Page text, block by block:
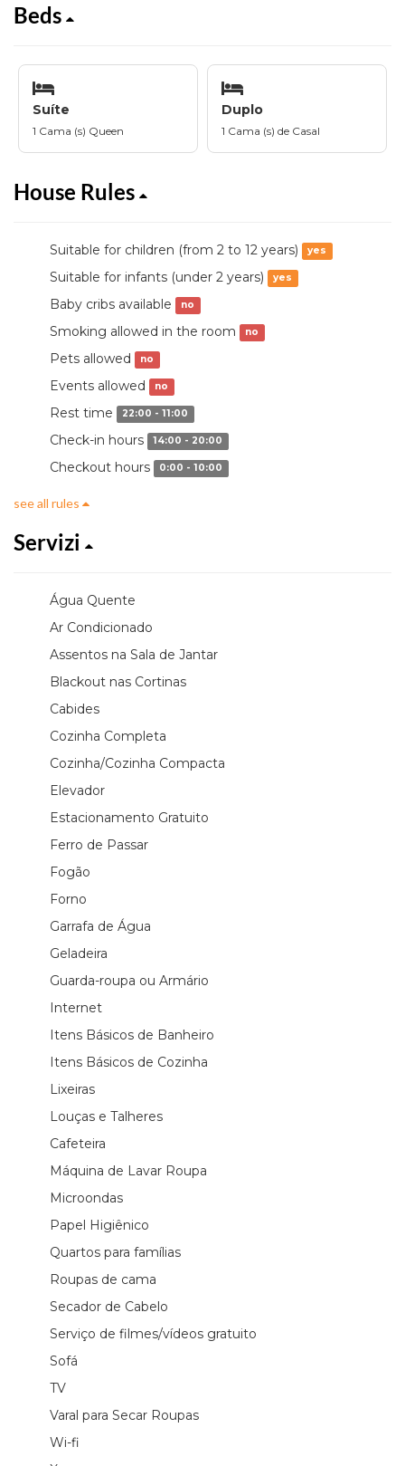
Beds
Suíte
1 Cama (s) Queen
Duplo
1 Cama (s) de Casal
House Rules
Suitable for children (from 2 to 12 years) yes
Suitable for infants (under 2 years) yes
Baby cribs available no
Smoking allowed in the room no
Pets allowed no
Events allowed no
Rest time 22:00 - 11:00
Check-in hours 14:00 - 20:00
Checkout hours 0:00 - 10:00
see all rules
Servizi
Água Quente
Ar Condicionado
Assentos na Sala de Jantar
Blackout nas Cortinas
Cabides
Cozinha Completa
Cozinha/Cozinha Compacta
Elevador
Estacionamento Gratuito
Ferro de Passar
Fogão
Forno
Garrafa de Água
Geladeira
Guarda-roupa ou Armário
Internet
Itens Básicos de Banheiro
Itens Básicos de Cozinha
Lixeiras
Louças e Talheres
Cafeteira
Máquina de Lavar Roupa
Microondas
Papel Higiênico
Quartos para famílias
Roupas de cama
Secador de Cabelo
Serviço de filmes/vídeos gratuito
Sofá
TV
Varal para Secar Roupas
Wi-fi